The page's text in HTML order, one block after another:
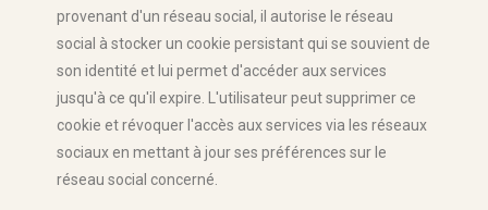
provenant d'un réseau social, il autorise le réseau
social à stocker un cookie persistant qui se souvient de
son identité et lui permet d'accéder aux services
jusqu'à ce qu'il expire. L'utilisateur peut supprimer ce
cookie et révoquer l'accès aux services via les réseaux
sociaux en mettant à jour ses préférences sur le
réseau social concerné.